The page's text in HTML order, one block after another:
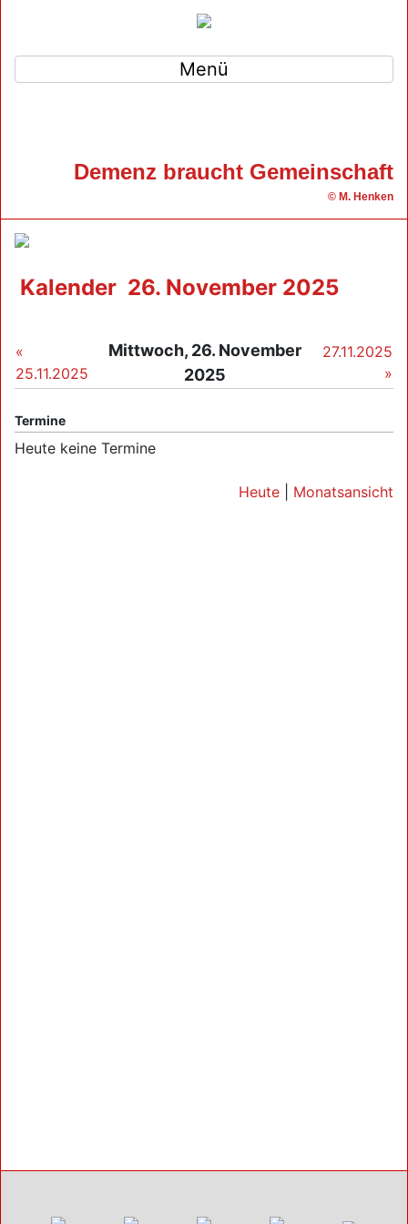
Menü
Demenz braucht Gemeinschaft
© M. Henken
Kalender 26. November 2025
«
25.11.2025
Mittwoch, 26. November
2025
27.11.2025
»
Termine
Heute keine Termine
Heute Monatsansicht